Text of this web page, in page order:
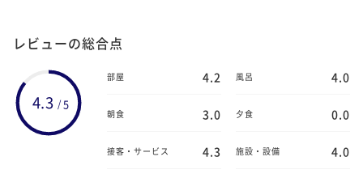
レビューの総合点
4.3 /5
部屋 4.2 風呂 4.0
朝食 3.0 夕食 0.0
接客・サービス 4.3 施設・設備 4.0